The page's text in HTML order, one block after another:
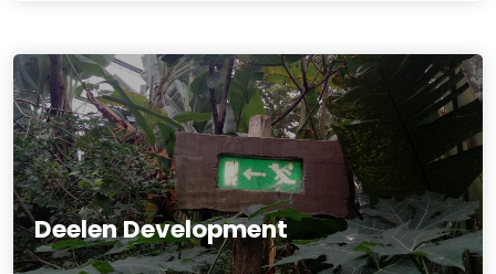
Deelen Development